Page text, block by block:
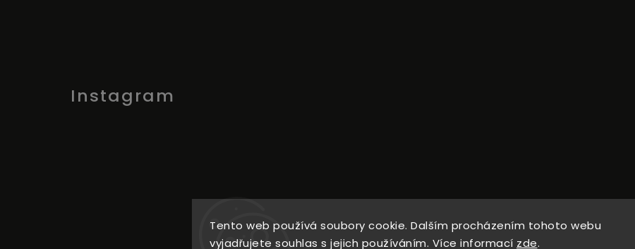
Tento web používá soubory cookie. Dalším procházením tohoto webu
vyjadřujete souhlas s jejich používáním. Více informací zde.
Instagram
Copyright 2026Natural Wine Shop. Všechna práva vyhrazena.
Upravit nastavení cookies